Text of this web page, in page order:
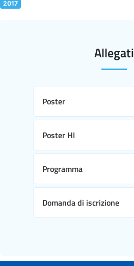
2017
Allegati
Poster
Poster HI
Programma
Domanda di iscrizione